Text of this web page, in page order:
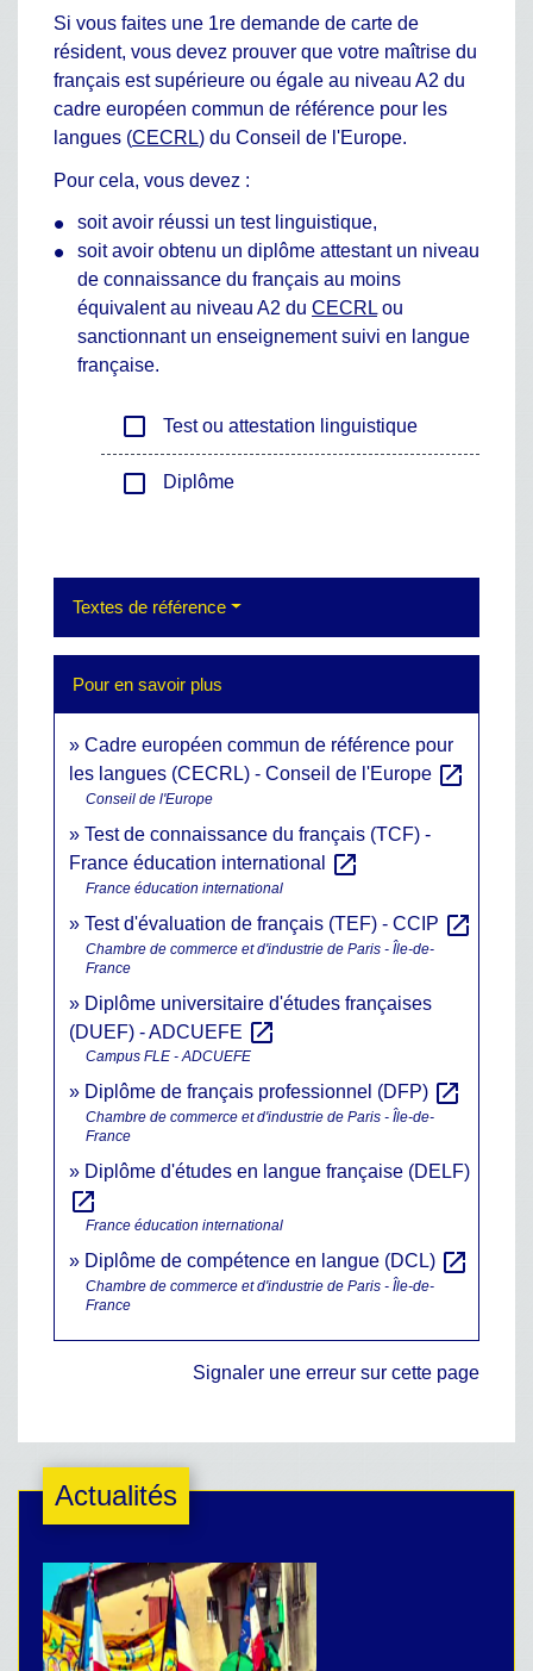
Si vous faites une 1re demande de carte de
résident, vous devez prouver que votre maîtrise du
français est supérieure ou égale au niveau A2 du
cadre européen commun de référence pour les
langues (CECRL) du Conseil de l'Europe.
Pour cela, vous devez :
soit avoir réussi un test linguistique,
soit avoir obtenu un diplôme attestant un niveau
de connaissance du français au moins
équivalent au niveau A2 du CECRL ou
sanctionnant un enseignement suivi en langue
française.
check_box_outline_blank Test ou attestation linguistique
check_box_outline_blank Diplôme
Textes de référence
Pour en savoir plus
Cadre européen commun de référence pour
les langues (CECRL) - Conseil de l'Europe open_in_new
Conseil de l'Europe
Test de connaissance du français (TCF) -
France éducation international
open_in_new
France éducation international
Test d'évaluation de français (TEF) - CCIP open_in_new
Chambre de commerce et d'industrie de Paris - Île-de-
France
Diplôme universitaire d'études françaises
(DUEF) - ADCUEFE open_in_new
Campus FLE - ADCUEFE
Diplôme de français professionnel (DFP) open_in_new
Chambre de commerce et d'industrie de Paris - Île-de-
France
Diplôme d'études en langue française (DELF)
open_in_new
France éducation international
Diplôme de compétence en langue (DCL) open_in_new
Chambre de commerce et d'industrie de Paris - Île-de-
France
Signaler une erreur sur cette page
Actualités